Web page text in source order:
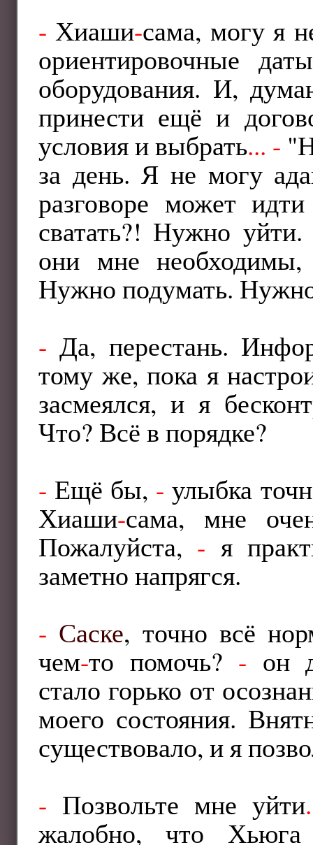
- Хиаши-сама, могу я
ориентировочные
оборудования. И,
принести ещё и
условия и выбрать... -
за день. Я не могу
разговоре может
сватать?! Нужно
они мне необходимы,
Нужно подумать. Нужно
- Да, перестань.
тому же, пока я
засмеялся, и я
Что? Всё в порядке?
- Ещё бы, - улыбка
Хиаши-сама, мне
Пожалуйста, - я
заметно напрягся.
- Саске, точно всё
чем-то помочь? - он
стало горько от
моего состояния.
существовало, и я
- Позвольте мне уйти
жалобно, что Хьюга